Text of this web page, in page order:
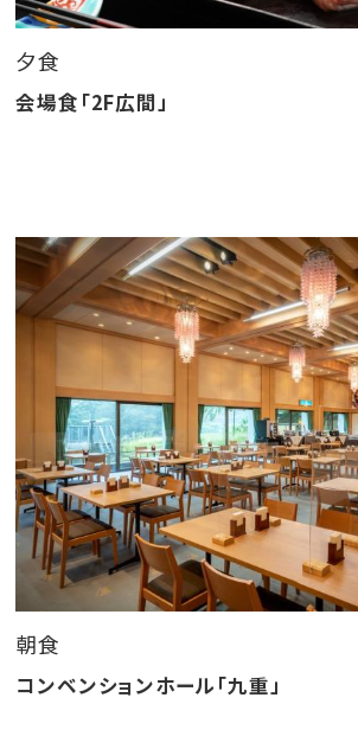
方、
病後の回復によく効くといわれています
湯けむりの向こうからは、小国川のさ
日々の喧騒を忘れ、ゆったりとお寛ぎ
夕食
会場食「2F広間」
朝食
コンベンションホール「九重」